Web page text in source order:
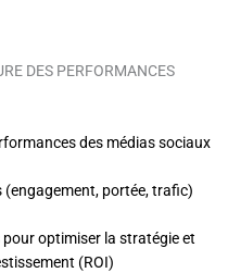
DES PERFORMANCES
des médias sociaux
(engagement, portée, trafic)
optimiser la stratégie et
(ROI)